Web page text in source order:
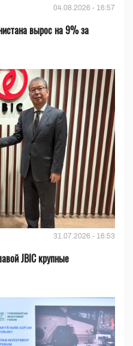
04.08.2026 - 16:57
вырос на 9% за
31.07.2026 - 16:53
JBIC крупные